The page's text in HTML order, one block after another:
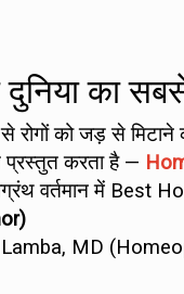
दुनिया का
रोगों को जड़ से मिटाने
प्रस्तुत करता है —
वर्तमान में Best
MD